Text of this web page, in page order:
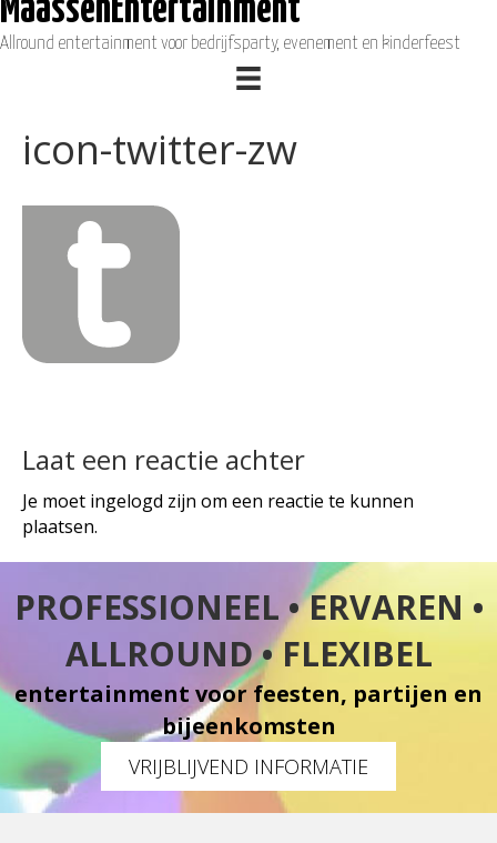
MaassenEntertainment
Allround entertainment voor bedrijfsparty, evenement en kinderfeest
icon-twitter-zw
Laat een reactie achter
Je moet ingelogd zijn om een reactie te kunnen
plaatsen.
PROFESSIONEEL • ERVAREN •
ALLROUND • FLEXIBEL
entertainment voor feesten, partijen en
bijeenkomsten
VRIJBLIJVEND INFORMATIE